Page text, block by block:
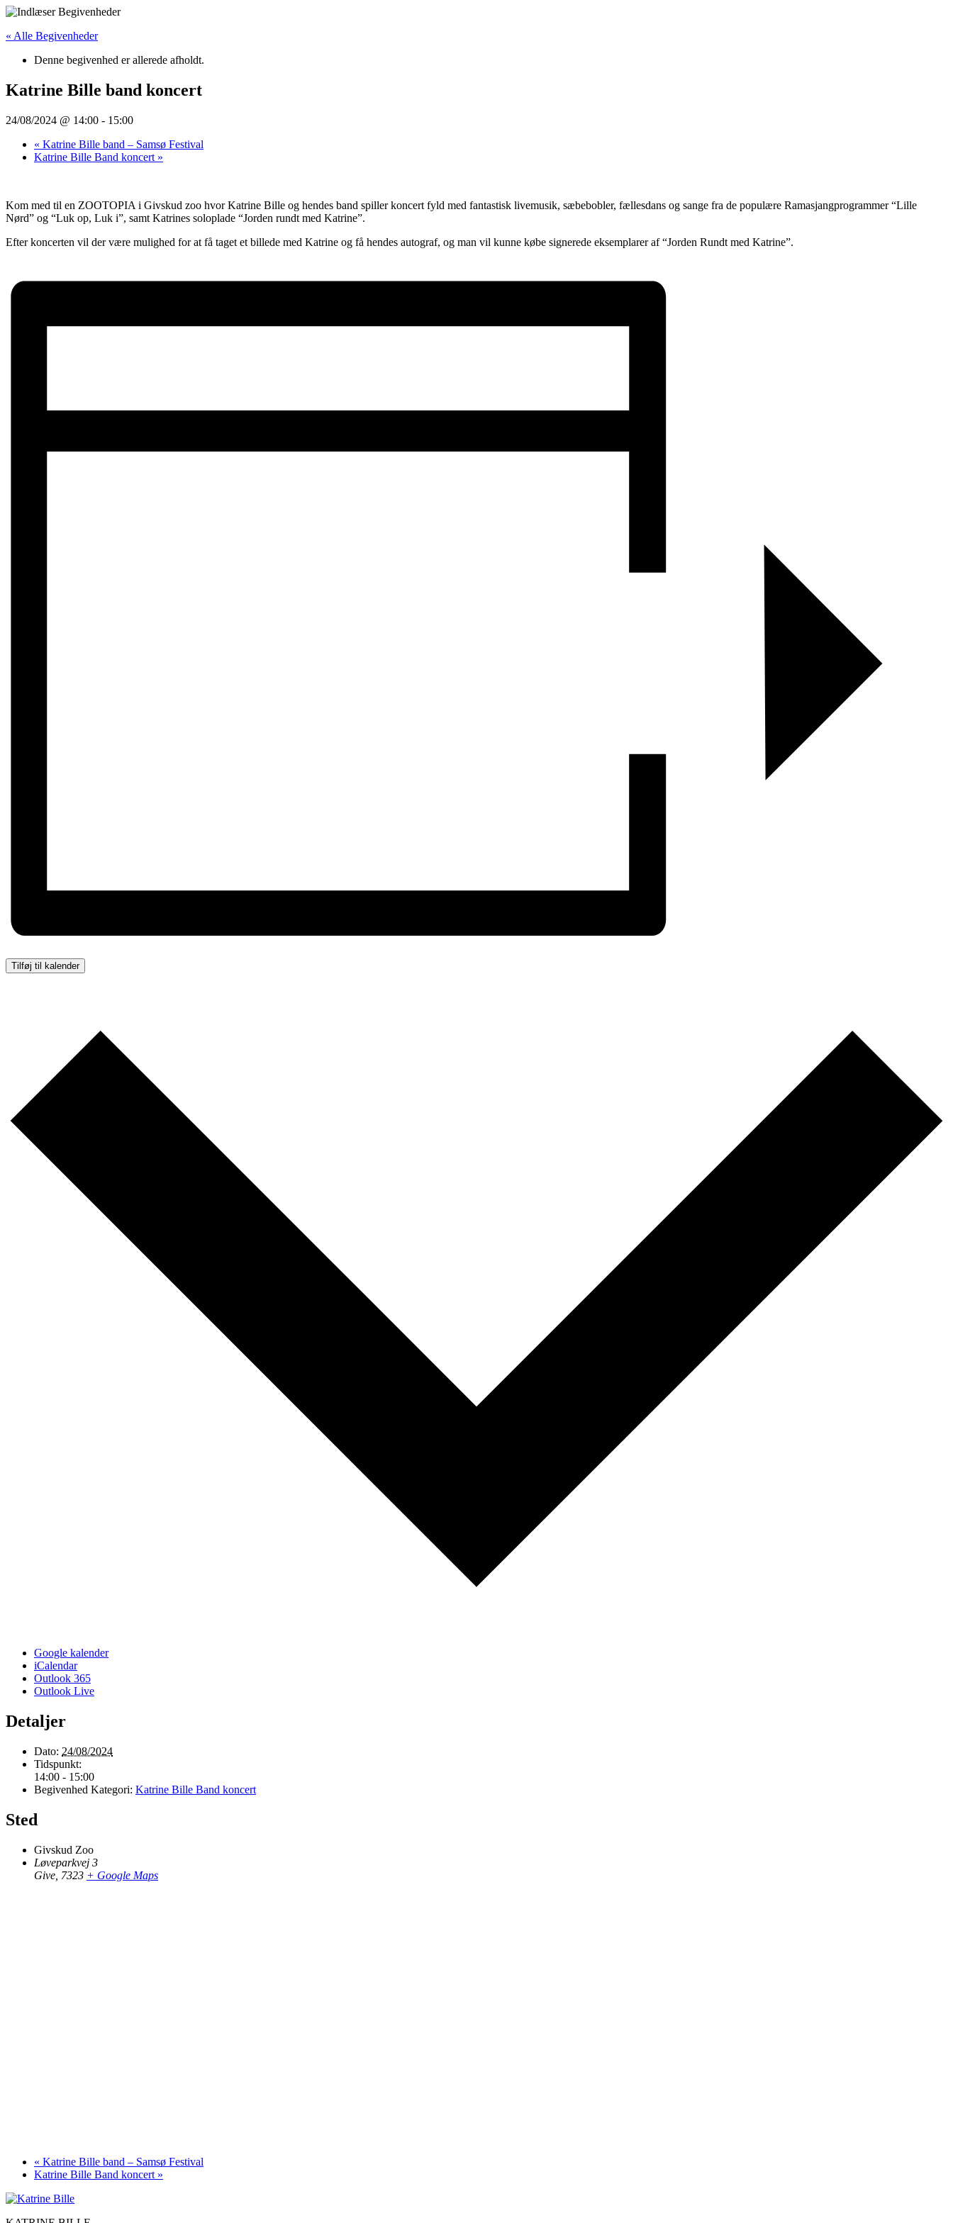
Videre
indhold
« Alle Begivenheder
Denne begivenhed er allerede afholdt.
Katrine Bille band koncert
24/08/2024 @ 14:00 - 15:00
« Katrine Bille band – Samsø Festival
Katrine Bille Band koncert »
Kom med til en ZOOTOPIA i Givskud zoo hvor Katrine Bille og hendes band spiller koncert fyld med fantastisk livemusik, sæbebobler, fællesdans og sange fra de populære Ramasjangprogrammer “Lille
Nørd” og “Luk op, Luk i”, samt Katrines soloplade “Jorden rundt med Katrine”.
Efter koncerten vil der være mulighed for at få taget et billede med Katrine og få hendes autograf, og man vil kunne købe signerede eksemplarer af “Jorden Rundt med Katrine”.
Tilføj til kalender
Google kalender
iCalendar
Outlook 365
Outlook Live
Detaljer
Dato: 24/08/2024
Tidspunkt:
14:00 - 15:00
Begivenhed Kategori: Katrine Bille Band koncert
Sted
Givskud Zoo
Løveparkvej 3
Give 7323 + Google Maps
« Katrine Bille band – Samsø Festival
Katrine Bille Band koncert »